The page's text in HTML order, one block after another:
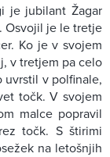
je jubilant Žagar
Osvojil je le tretje
Ko je v svojem
v tretjem pa celo
uvrstil v polfinale,
točk. V svojem
malce popravil
točk. S štirimi
na letošnjih